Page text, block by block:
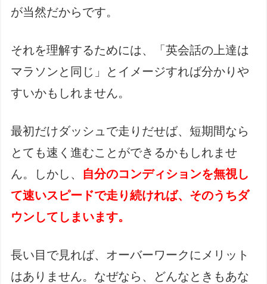
が当然だからです。
それを理解するためには、「英会話の上達は
マラソンと同じ」とイメージすれば分かりや
すいかもしれません。
最初だけダッシュで走りだせば、短期間なら
とても速く進むことができるかもしれませ
ん。しかし、 自分のコンディションを無視し
て速いスピードで走り続ければ、そのうちダ
ウンしてしまいます。
長い目で見れば、オーバーワークにメリット
はありません。なぜなら、どんなときもあな